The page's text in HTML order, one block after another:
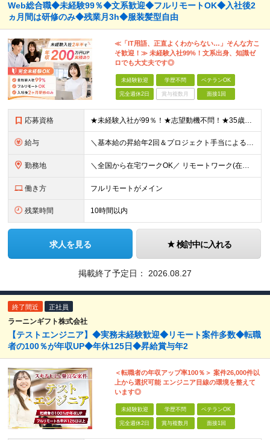
Web総合職◆未経験99％◆文系歓迎◆フルリモートOK◆入社後2
ヵ月間は研修のみ◆残業月3h◆服装髪型自由
≪「IT用語、正直よくわからない…」そんな方こ
そ歓迎！≫ 未経験入社99%！文系出身、知識ゼ
ロでも大丈夫です◎
未経験歓迎 学歴不問 ベテランOK
完全週休2日 賞与複数月 面接1回
応募資格 ★未経験入社が99％！★志望動機不問！★35歳以下（長期キャリア形成のため） ■職種・業界経験不問、第二新卒大歓迎！ ■学歴不問 ≪1つでも当てはまる方にピッタリです≫ ★ChatGPTやAIなど
給与 ＼基本給の昇給年2回＆プロジェクト手当による昇給年12回！！／ 【未経験者の場合】 月給26万円～50万円＋プロジェクト手当＋資格手当 ★スキルや経験を考慮の上、優遇します ★上記給与には固定残業
勤務地 ＼全国から在宅ワークOK／ リモートワーク(在宅勤務)or東京23区、大阪のお客様先での勤務 ★転勤はありません ★希望をもとに配属先を決定します ★リモートワーク率5割強 ★フルリモートの場合は通
働き方 フルリモートがメイン
残業時間 10時間以内
求人を見る 検討中に入れる
掲載終了予定日： 2026.08.27
終了間近 正社員
ラーニンギフト株式会社
【テストエンジニア】◆実務未経験歓迎◆リモート案件多数◆転職
者の100％が年収UP◆年休125日◆昇給賞与年2
＜転職者の年収アップ率100％＞ 案件26,000件以
上から選択可能 エンジニア目線の環境を整えて
います◎
未経験歓迎 学歴不問 ベテランOK
完全週休2日 賞与複数月 面接1回